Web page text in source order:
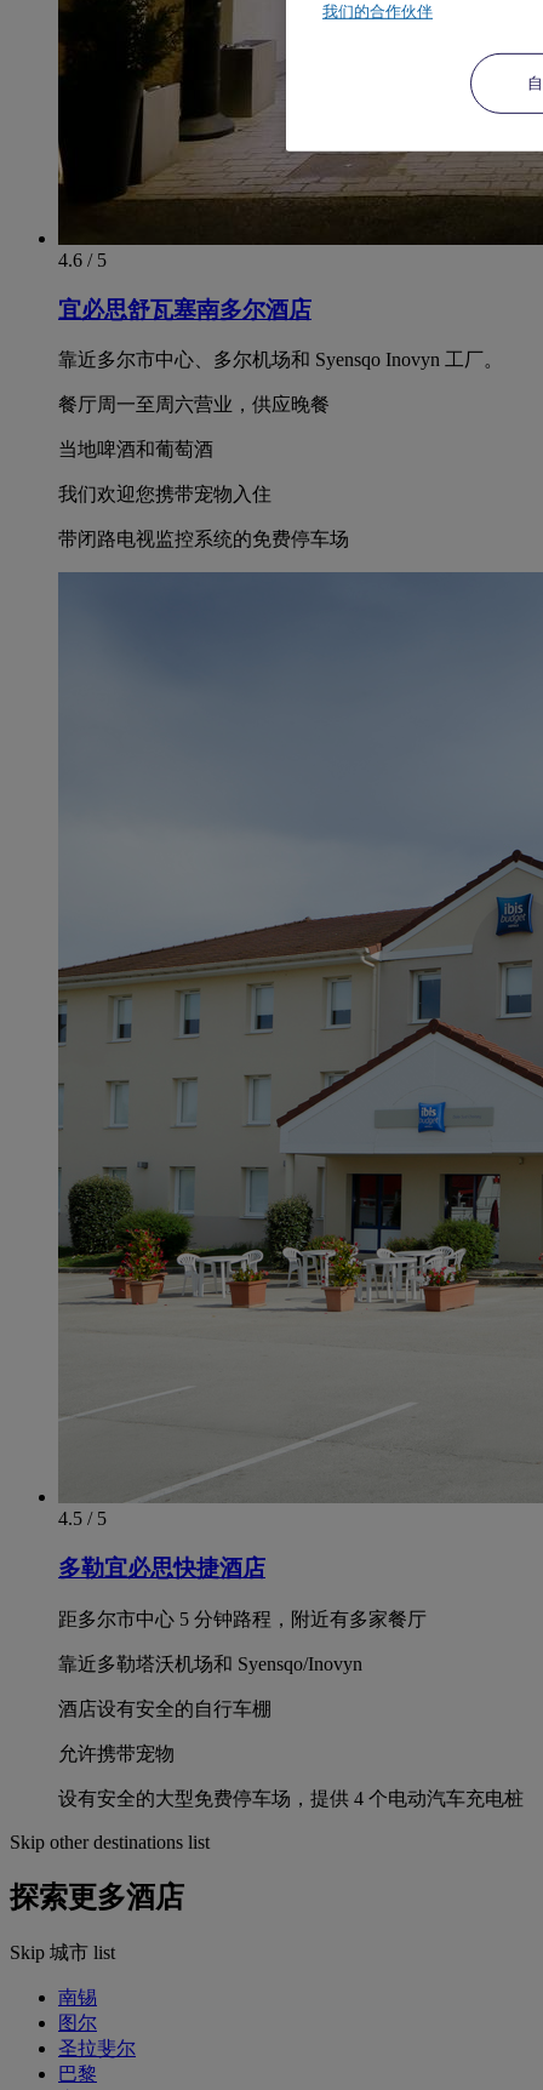
4.6 / 5
宜必思舒瓦塞南多尔酒店
靠近多尔市中心、多尔机场和 Syensqo Inovyn 工厂。
餐厅周一至周六营业，供应晚餐
当地啤酒和葡萄酒
我们欢迎您携带宠物入住
带闭路电视监控系统的免费停车场
4.5 / 5
多勒宜必思快捷酒店
距多尔市中心 5 分钟路程，附近有多家餐厅
靠近多勒塔沃机场和 Syensqo/Inovyn
酒店设有安全的自行车棚
允许携带宠物
设有安全的大型免费停车场，提供 4 个电动汽车充电桩
Skip other destinations list
探索更多酒店
Skip 城市 list
南锡
图尔
圣拉斐尔
巴黎
我们的合作伙伴